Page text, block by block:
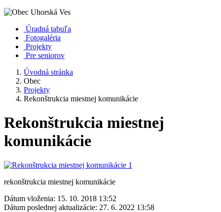
Úradná tabuľa
Fotogaléria
Projekty
Pre seniorov
Úvodná stránka
Obec
Projekty
Rekonštrukcia miestnej komunikácie
Rekonštrukcia miestnej
komunikácie
rekonštrukcia miestnej komunikácie
Dátum vloženia: 15. 10. 2018 13:52
Dátum poslednej aktualizácie: 27. 6. 2022 13:58